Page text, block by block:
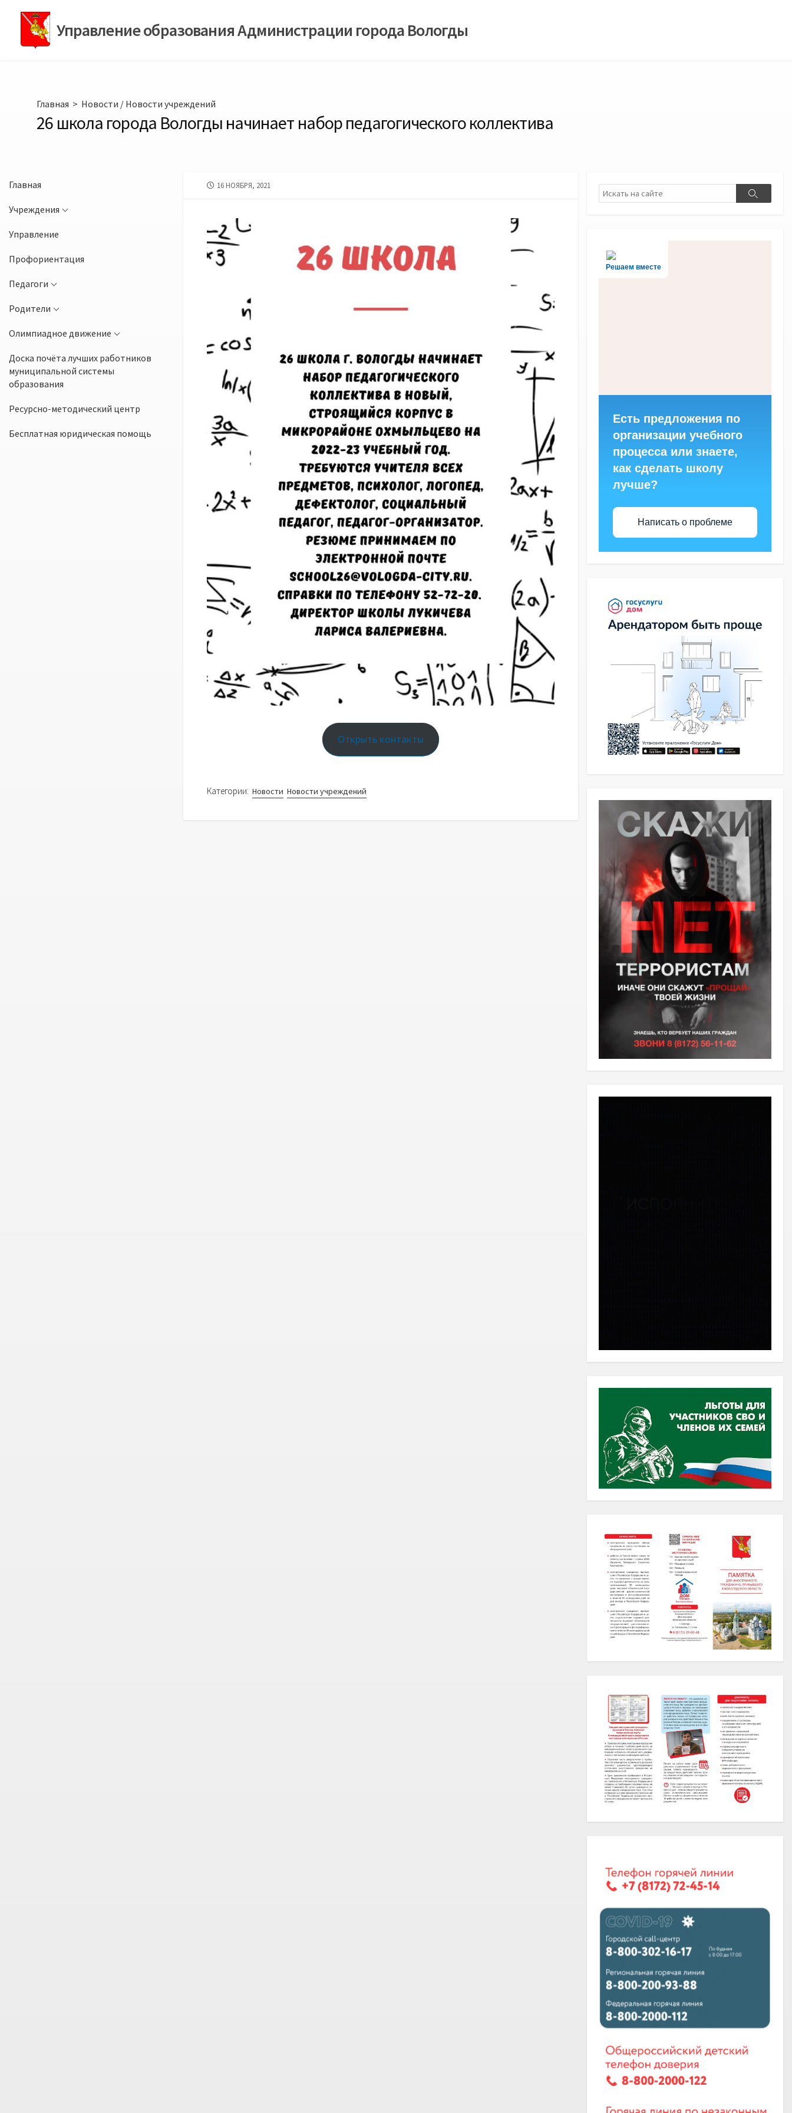
содержимомуУправление образования Администрации города Вологды
Главная > Новости / Новости учреждений
26 школа города Вологды начинает набор педагогического коллектива
Главная
Учреждения
Управление
Профориентация
Педагоги
Родители
Олимпиадное движение
Доска почёта лучших работников
муниципальной системы
образования
Ресурсно-методический центр
Бесплатная юридическая помощь
ДАТА
16 НОЯБРЯ, 2021
Открыть контакты
Категории: Новости Новости учреждений
Поиск
Поиск
Решаем вместе
Есть предложения по
организации учебного
процесса или знаете,
как сделать школу
лучше?
Написать о проблеме